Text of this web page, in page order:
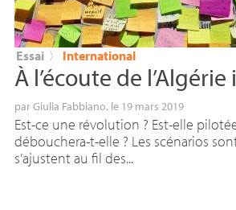
Essai 〉 International
À l’écoute de
parGiulia Fabbiano, le 19 mars 2019
Est-ce une révolution ? Est-elle
débouchera-t-elle ? Les scénarios
s’ajustent au fil des...